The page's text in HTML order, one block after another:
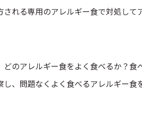
れる専用のアレルギー食で対処して
のアレルギー食をよく食べるか？食
、問題なくよく食べるアレルギー食